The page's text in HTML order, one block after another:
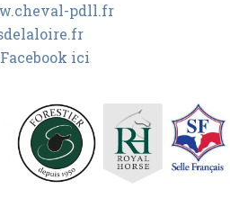
pdll.fr
ici